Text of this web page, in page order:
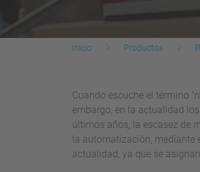
Inicio Productos
Cuando escuche el término
embargo, en la actualidad
últimos años, la escasez de
la automatización, mediante
actualidad, ya que se